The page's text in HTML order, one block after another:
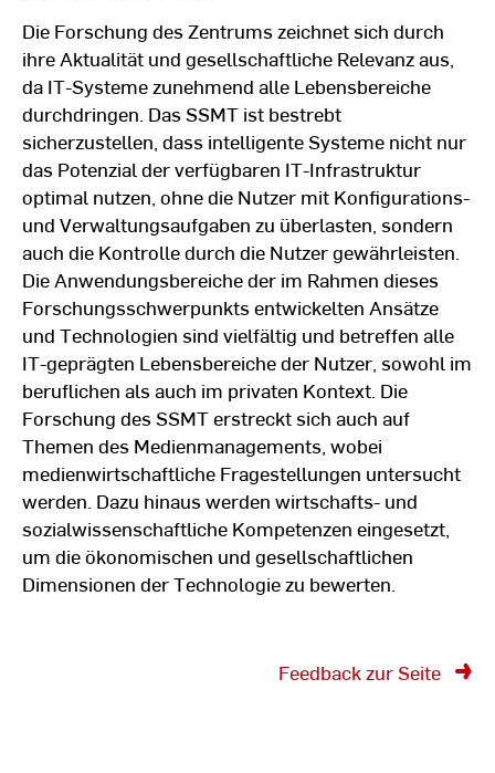
Die Forschung des Zentrums zeichnet sich durch
ihre Aktualität und gesellschaftliche Relevanz aus,
da IT-Systeme zunehmend alle Lebensbereiche
durchdringen. Das SSMT ist bestrebt
sicherzustellen, dass intelligente Systeme nicht nur
das Potenzial der verfügbaren IT-Infrastruktur
optimal nutzen, ohne die Nutzer mit Konfigurations-
und Verwaltungsaufgaben zu überlasten, sondern
auch die Kontrolle durch die Nutzer gewährleisten.
Die Anwendungsbereiche der im Rahmen dieses
Forschungsschwerpunkts entwickelten Ansätze
und Technologien sind vielfältig und betreffen alle
IT-geprägten Lebensbereiche der Nutzer, sowohl im
beruflichen als auch im privaten Kontext. Die
Forschung des SSMT erstreckt sich auch auf
Themen des Medienmanagements, wobei
medienwirtschaftliche Fragestellungen untersucht
werden. Dazu hinaus werden wirtschafts- und
sozialwissenschaftliche Kompetenzen eingesetzt,
um die ökonomischen und gesellschaftlichen
Dimensionen der Technologie zu bewerten.
Feedback zur Seite